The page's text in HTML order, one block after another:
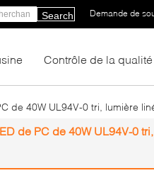
Demande de
Search
Contrôle de la qualité
de 40W UL94V-0 tri, lumière
de PC de 40W UL94V-0